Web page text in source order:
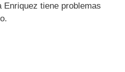
Enriquez tiene problemas